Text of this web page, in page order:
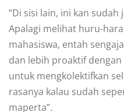
“Di sisi lain, ini kan
Apalagi melihat huru-
mahasiswa, entah
dan lebih proaktif
untuk mengkolektifkan
rasanya kalau sudah
maperta”.